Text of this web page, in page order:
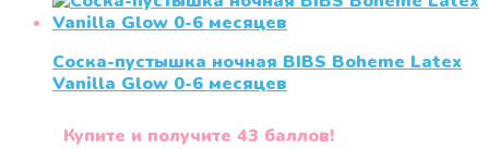
Соска-пустышка ночная BIBS Boheme Latex
Vanilla Glow 0-6 месяцев
Купите и получите 43 баллов!